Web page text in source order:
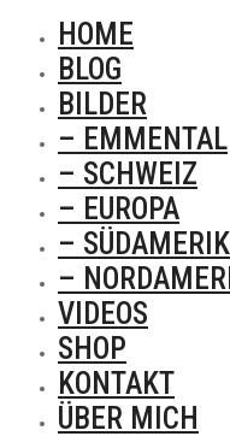
HOME
BLOG
BILDER
– EMMENTAL
– SCHWEIZ
– EUROPA
–
–
VIDEOS
SHOP
KONTAKT
ÜBER MICH